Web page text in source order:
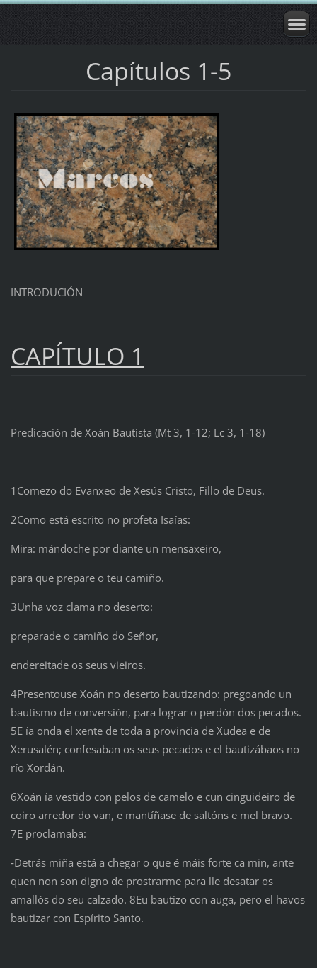
Capítulos 1-5
INTRODUCIÓN
CAPÍTULO 1
Predicación de Xoán Bautista (Mt 3, 1-12; Lc 3, 1-18)
1Comezo do Evanxeo de Xesús Cristo, Fillo de Deus.
2Como está escrito no profeta Isaías:
Mira: mándoche por diante un mensaxeiro,
para que prepare o teu camiño.
3Unha voz clama no deserto:
preparade o camiño do Señor,
endereitade os seus vieiros.
4Presentouse Xoán no deserto bautizando: pregoando un
bautismo de conversión, para lograr o perdón dos pecados.
5E ía onda el xente de toda a provincia de Xudea e de
Xerusalén; confesaban os seus pecados e el bautizábaos no
río Xordán.
6Xoán ía vestido con pelos de camelo e cun cinguideiro de
coiro arredor do van, e mantíñase de saltóns e mel bravo.
7E proclamaba:
‑Detrás miña está a chegar o que é máis forte ca min, ante
quen non son digno de prostrarme para lle desatar os
amallós do seu calzado. 8Eu bautizo con auga, pero el havos
bautizar con Espírito Santo.